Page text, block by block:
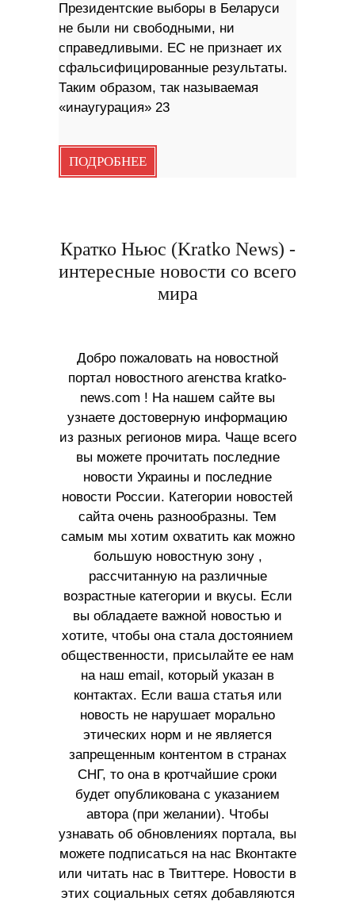
Президентские выборы в Беларуси
не были ни свободными, ни
справедливыми. ЕС не признает их
сфальсифицированные результаты.
Таким образом, так называемая
«инаугурация» 23
ПОДРОБНЕЕ
Кратко Ньюс (Kratko News) -
интересные новости со всего
мира
Добро пожаловать на новостной
портал новостного агенства kratko-
news.com ! На нашем сайте вы
узнаете достоверную информацию
из разных регионов мира. Чаще всего
вы можете прочитать последние
новости Украины и последние
новости России. Категории новостей
сайта очень разнообразны. Тем
самым мы хотим охватить как можно
большую новостную зону ,
рассчитанную на различные
возрастные категории и вкусы. Если
вы обладаете важной новостью и
хотите, чтобы она стала достоянием
общественности, присылайте ее нам
на наш email, который указан в
контактах. Если ваша статья или
новость не нарушает морально
этических норм и не является
запрещенным контентом в странах
СНГ, то она в кротчайшие сроки
будет опубликована с указанием
автора (при желании). Чтобы
узнавать об обновлениях портала, вы
можете подписаться на нас Вконтакте
или читать нас в Твиттере. Новости в
этих социальных сетях добавляются